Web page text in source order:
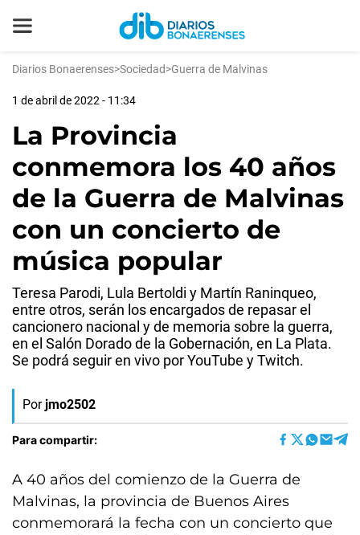
Diarios Bonaerenses>Sociedad>Guerra de Malvinas
1 de abril de 2022 - 11:34
La Provincia
conmemora los 40 años
de la Guerra de Malvinas
con un concierto de
música popular
Teresa Parodi, Lula Bertoldi y Martín Raninqueo,
entre otros, serán los encargados de repasar el
cancionero nacional y de memoria sobre la guerra,
en el Salón Dorado de la Gobernación, en La Plata.
Se podrá seguir en vivo por YouTube y Twitch.
Por jmo2502
Para compartir:
A 40 años del comienzo de la Guerra de
Malvinas, la provincia de Buenos Aires
conmemorará la fecha con un concierto que